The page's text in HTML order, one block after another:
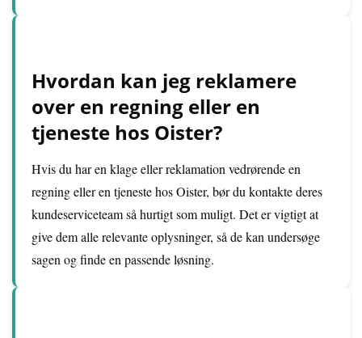
Hvordan kan jeg reklamere
over en regning eller en
tjeneste hos Oister?
Hvis du har en klage eller reklamation vedrørende en
regning eller en tjeneste hos Oister, bør du kontakte deres
kundeserviceteam så hurtigt som muligt. Det er vigtigt at
give dem alle relevante oplysninger, så de kan undersøge
sagen og finde en passende løsning.